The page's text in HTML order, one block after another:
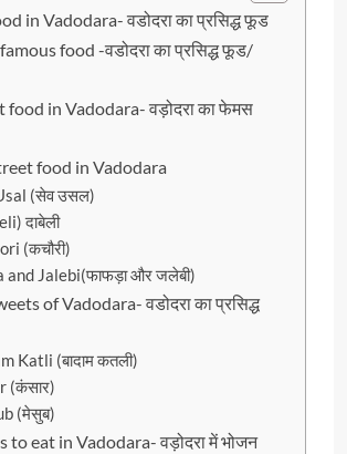
in Vadodara- वडोदरा का प्रसिद्ध फूड
food -वडोदरा का प्रसिद्ध फूड/
food in Vadodara- वड़ोदरा का फेमस
food in Vadodara
(सेव उसल)
दाबेली
(कचौरी)
and Jalebi(फाफड़ा और जलेबी)
of Vadodara- वडोदरा का प्रसिद्ध
Katli (बादाम कतली)
(कंसार)
(मेसुब)
to eat in Vadodara- वड़ोदरा में भोजन